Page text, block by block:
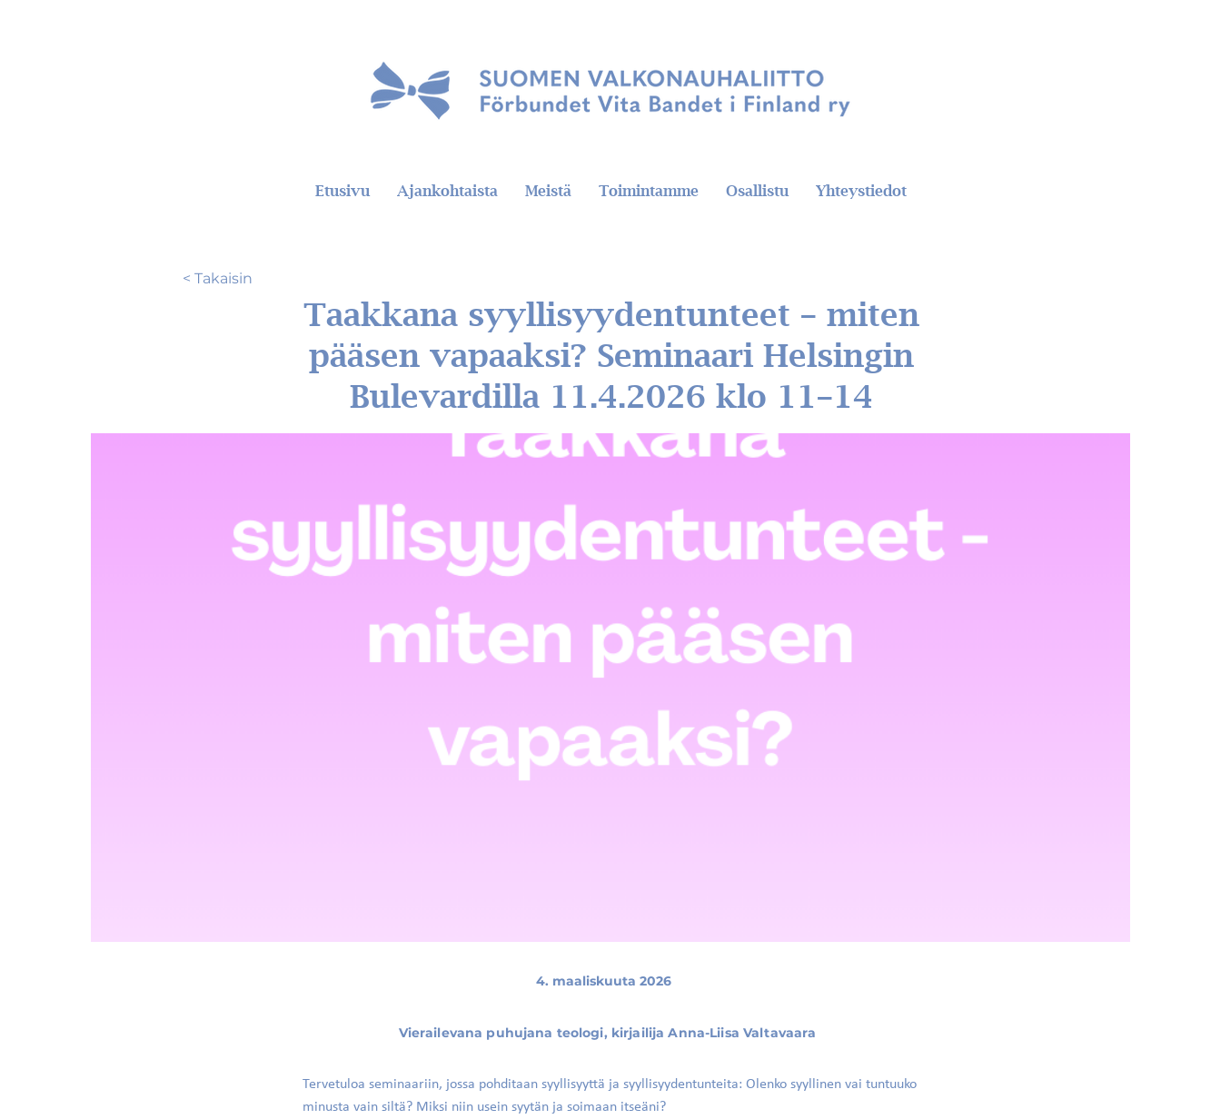
Etusivu Ajankohtaista Meistä Toimintamme Osallistu Yhteystiedot
< Takaisin
Taakkana syyllisyydentunteet – miten
pääsen vapaaksi? Seminaari Helsingin
Bulevardilla 11.4.2026 klo 11–14
4. maaliskuuta 2026
Vierailevana puhujana teologi, kirjailija Anna-Liisa Valtavaara
Tervetuloa seminaariin, jossa pohditaan syyllisyyttä ja syyllisyydentunteita: Olenko syyllinen vai tuntuuko
minusta vain siltä? Miksi niin usein syytän ja soimaan itseäni?